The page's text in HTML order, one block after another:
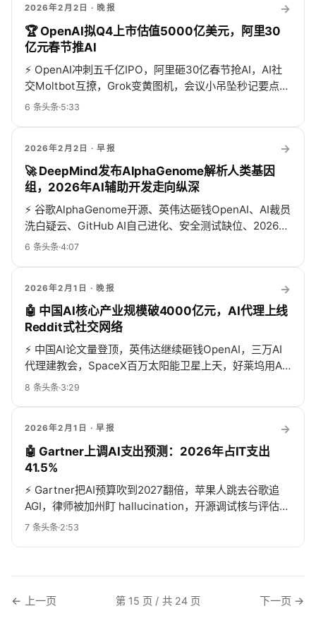
2026年2月2日 · 晚报
→
🏆 OpenAI拟Q4上市估值5000亿美元，阿里30
亿元春节推AI
⚡ OpenAI冲刺五千亿IPO，阿里砸30亿春节抢AI，AI社
交Moltbot互撩，Grok变黄图机，会议小吊坠秒记要点，
日历也AI疯了！
6 条头条·5:33
2026年2月2日 · 早报
→
🚀 DeepMind发布AlphaGenome解析人类基因
组，2026年AI辅助开发走向纵深
⚡ 谷歌AlphaGenome开源、英伟达砸钱OpenAI、AI裁员
洗白疑云、GitHub AI自己进化、安全测试缺位、2026码
农要转型，AI圈今天全是瓜！
6 条头条·4:07
2026年2月1日 · 晚报
→
🤖 中国AI核心产业规模破4000亿元，AI代理上线
Reddit式社交网络
⚡ 中国AI论文量登顶，英伟达继续砸钱OpenAI，三万AI
代理建教会，SpaceX百万太阳能卫星上天，好莱坞用AI
拍1776，全圈疯卷！
8 条头条·3:29
2026年2月1日 · 早报
→
🤖 Gartner上调AI支出预测：2026年占IT支出
41.5%
⚡ Gartner把AI预算吹到2027翻倍，苹果人跳去谷歌追
AGI，律师被加州盯 hallucination，开源调试核与评估框
架齐飞，密钥却裸奔1800例，这行热闹得像过年！
7 条头条·2:53
← 上一页 第 15 页 / 共 24 页 下一页 →